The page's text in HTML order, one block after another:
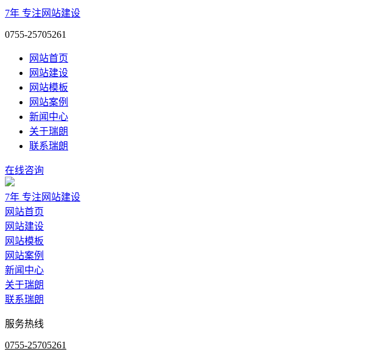
7年 专注网站建设
0755-25705261
网站首页
网站建设
网站模板
网站案例
新闻中心
关于瑞朗
联系瑞朗
在线咨询
7年 专注网站建设
网站首页
网站建设
网站模板
网站案例
新闻中心
关于瑞朗
联系瑞朗
服务热线
0755-25705261